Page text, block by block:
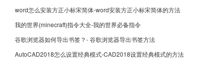
word怎么安装方正小标宋简体-word安装方正小标宋简体的方法
我的世界(minecraft)指令大全-我的世界必备指令
谷歌浏览器如何导出书签？- 谷歌浏览器导出书签方法
AutoCAD2018怎么设置经典模式-CAD2018设置经典模式的方法